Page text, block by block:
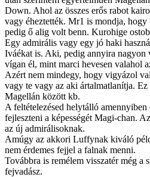
Down. Ahol az összes erős rabot
vagy éheztették. Mr1 is mondja, hogy
pedig ő alig volt benn. Kurohige
Egy admirális vagy egy jó haki
Iváékat is. Aki, pedig annyira nagyon
vígan él, mint marci hevesen valahol
Azért nem mindegy, hogy vigyázol
vagy te vagy az aki ártalmatlanítja.
Magellán között kb.
A feltételezésed helytálló
fejleszteni a képességét Magi-chan.
az új admirálisoknak.
Amúgy az akkori Luffynak kiváló
nem érdemes fejjel a falnak menni.
Továbbra is remélem visszatér még
fejvadász.